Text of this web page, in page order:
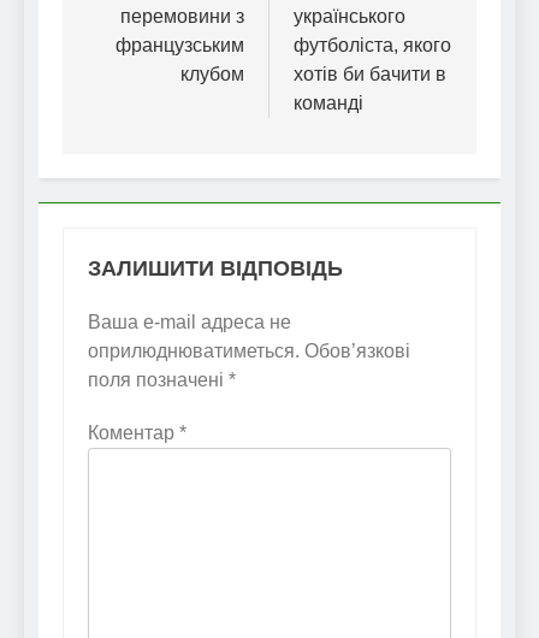
перемовини з
французським
клубом
українського
футболіста, якого
хотів би бачити в
команді
ЗАЛИШИТИ ВІДПОВІДЬ
Ваша e-mail адреса не
оприлюднюватиметься. Обов’язкові
поля позначені *
Коментар *